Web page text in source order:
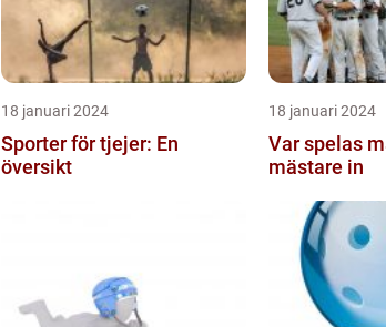
18 januari 2024
Sporter för tjejer: En
översikt
18 januari 2024
Var spelas
mästare in